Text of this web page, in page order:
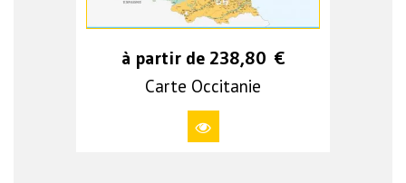
à partir de 238,80 €
Carte Occitanie